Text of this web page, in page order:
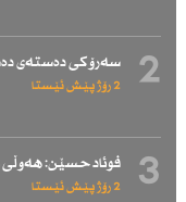
2 سەرۆكی دەستەی
2 رۆژ پێش ئێستا
3 فوئاد حسێن: هەوڵی
2 رۆژ پێش ئێستا